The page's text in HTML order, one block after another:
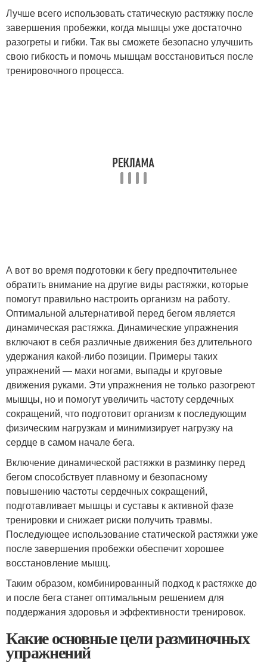
Лучше всего использовать статическую растяжку после
завершения пробежки, когда мышцы уже достаточно
разогреты и гибки. Так вы сможете безопасно улучшить
свою гибкость и помочь мышцам восстановиться после
тренировочного процесса.
А вот во время подготовки к бегу предпочтительнее
обратить внимание на другие виды растяжки, которые
помогут правильно настроить организм на работу.
Оптимальной альтернативой перед бегом является
динамическая растяжка. Динамические упражнения
включают в себя различные движения без длительного
удержания какой-либо позиции. Примеры таких
упражнений — махи ногами, выпады и круговые
движения руками. Эти упражнения не только разогреют
мышцы, но и помогут увеличить частоту сердечных
сокращений, что подготовит организм к последующим
физическим нагрузкам и минимизирует нагрузку на
сердце в самом начале бега.
Включение динамической растяжки в разминку перед
бегом способствует плавному и безопасному
повышению частоты сердечных сокращений,
подготавливает мышцы и суставы к активной фазе
тренировки и снижает риски получить травмы.
Последующее использование статической растяжки уже
после завершения пробежки обеспечит хорошее
восстановление мышц.
Таким образом, комбинированный подход к растяжке до
и после бега станет оптимальным решением для
поддержания здоровья и эффективности тренировок.
Какие основные цели разминочных
упражнений